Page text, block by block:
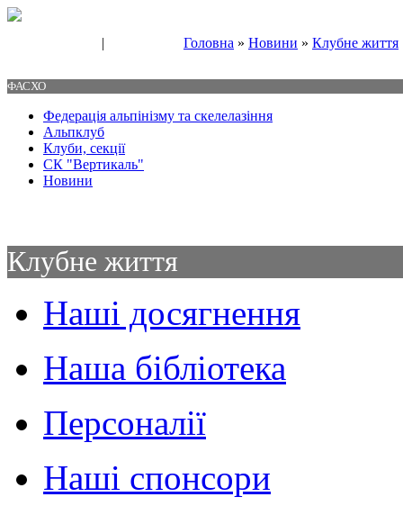
| Головна » Новини » Клубне життя
ФАСХО
Федерація альпінізму та скелелазіння
Альпклуб
Клуби, секції
СК "Вертикаль"
Новини
Клубне життя
Наші досягнення
Наша бібліотека
Персоналії
Наші спонсори